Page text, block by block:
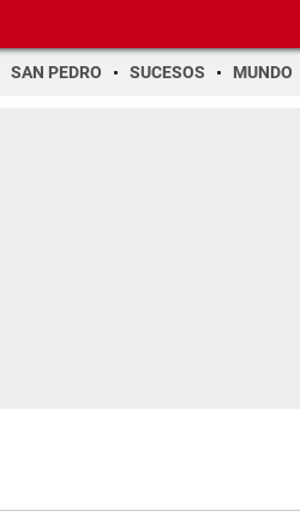
SAN PEDRO SUCESOS MUNDO